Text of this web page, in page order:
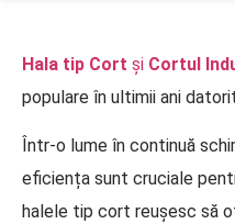
Hala tip Cort și Cortul
populare în ultimii ani
Într-o lume în continuă
eficiența sunt cruciale
halele tip cort reușesc să